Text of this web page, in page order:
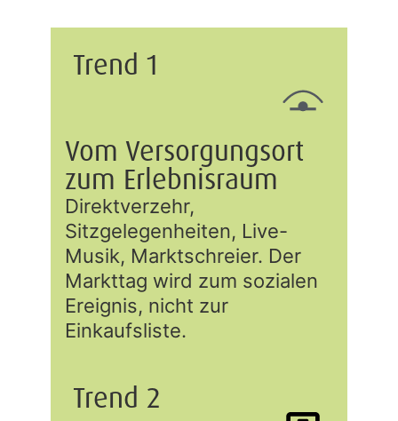
Trend 1
Vom Versorgungsort
zum Erlebnisraum
Direktverzehr,
Sitzgelegenheiten, Live-
Musik, Marktschreier. Der
Markttag wird zum sozialen
Ereignis, nicht zur
Einkaufsliste.
Trend 2